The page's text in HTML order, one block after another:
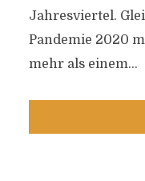
Jahresviertel.
Pandemie 2020
mehr als einem...